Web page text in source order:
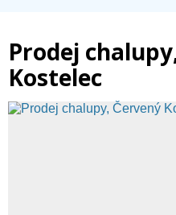
Prodej
Kostelec